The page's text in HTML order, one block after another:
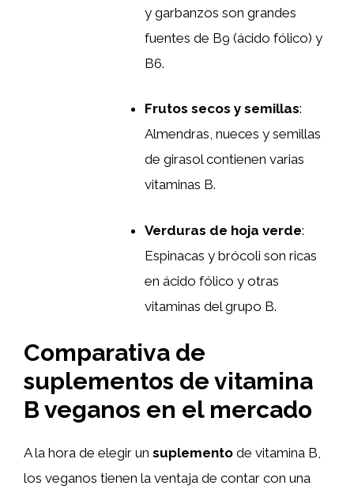
y garbanzos son grandes
fuentes de B9 (ácido fólico) y
B6.
Frutos secos y semillas:
Almendras, nueces y semillas
de girasol contienen varias
vitaminas B.
Verduras de hoja verde:
Espinacas y brócoli son ricas
en ácido fólico y otras
vitaminas del grupo B.
Comparativa de
suplementos de vitamina
B veganos en el mercado
A la hora de elegir un suplemento de vitamina B,
los veganos tienen la ventaja de contar con una